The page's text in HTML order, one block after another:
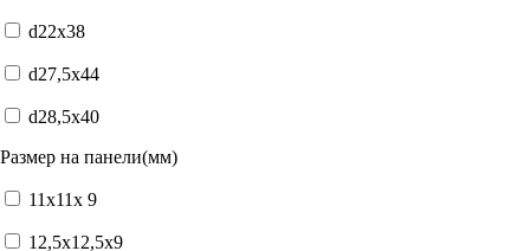
d22x38
d27,5x44
d28,5x40
Размер на панели(мм)
11x11x 9
12,5x12,5x9